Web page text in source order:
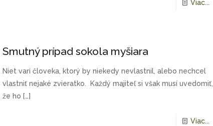
Viac...
Smutný prípad sokola myšiara
Niet vari človeka, ktorý by niekedy nevlastnil, alebo nechcel
vlastniť nejaké zvieratko. Každý majiteľ si však musí uvedomiť,
že ho […]
Viac...